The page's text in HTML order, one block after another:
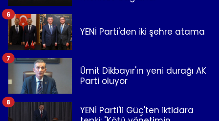
YENİ Parti'den iki şehre atama
6
Ümit Dikbayır'ın yeni durağı AK
Parti oluyor
7
YENİ Parti'li Güç'ten iktidara
8